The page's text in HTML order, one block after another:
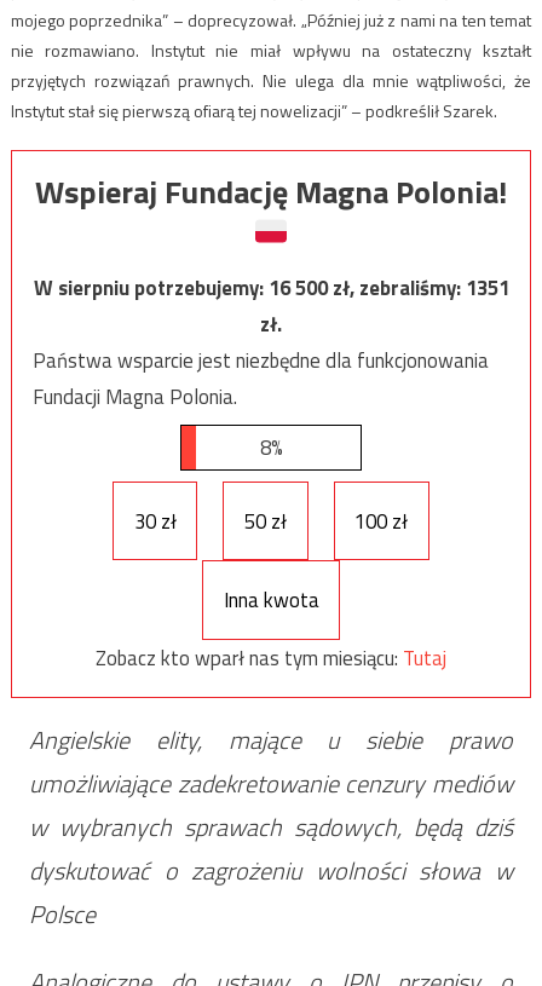
mojego poprzednika” – doprecyzował. „Później już z nami na ten temat
nie rozmawiano. Instytut nie miał wpływu na ostateczny kształt
przyjętych rozwiązań prawnych. Nie ulega dla mnie wątpliwości, że
Instytut stał się pierwszą ofiarą tej nowelizacji” – podkreślił Szarek.
Wspieraj Fundację Magna Polonia!
W sierpniu potrzebujemy:16 500zł, zebraliśmy:1351
zł.
Państwa wsparcie jest niezbędne dla funkcjonowania
Fundacji Magna Polonia.
8%
30 zł 50 zł 100 zł
Inna kwota
Zobacz kto wparł nas tym miesiącu: Tutaj
Angielskie elity, mające u siebie prawo
umożliwiające zadekretowanie cenzury mediów
w wybranych sprawach sądowych, będą dziś
dyskutować o zagrożeniu wolności słowa w
Polsce